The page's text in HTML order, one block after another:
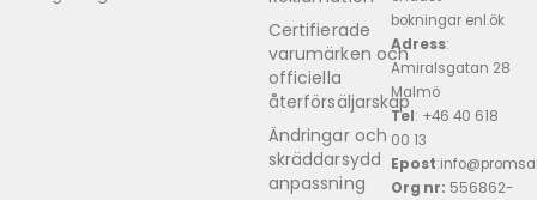
bokningar enl.ök
Adress:
Amiralsgatan 28
Malmö
Tel: +46 40 618 ​
00 13
Epost
Org nr: 556862-
Certifierade
varumärken och
officiella
återförsäljarskap
Ändringar och
skräddarsydd
anpassning